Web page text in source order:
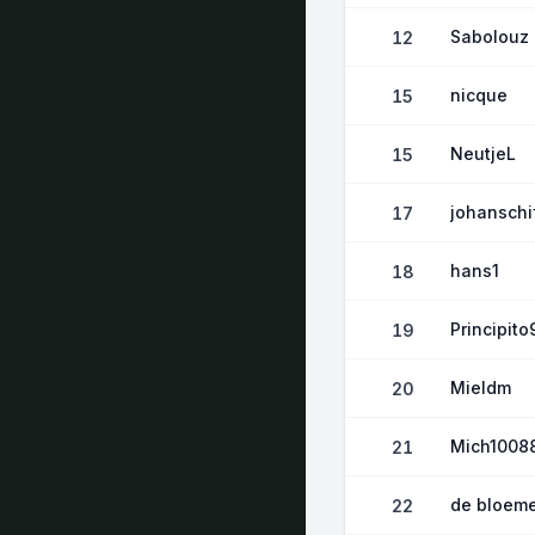
12 Sabolouz
15 nicque
15 NeutjeL
17
18 hans1
19
20 Mieldm
21
22 de